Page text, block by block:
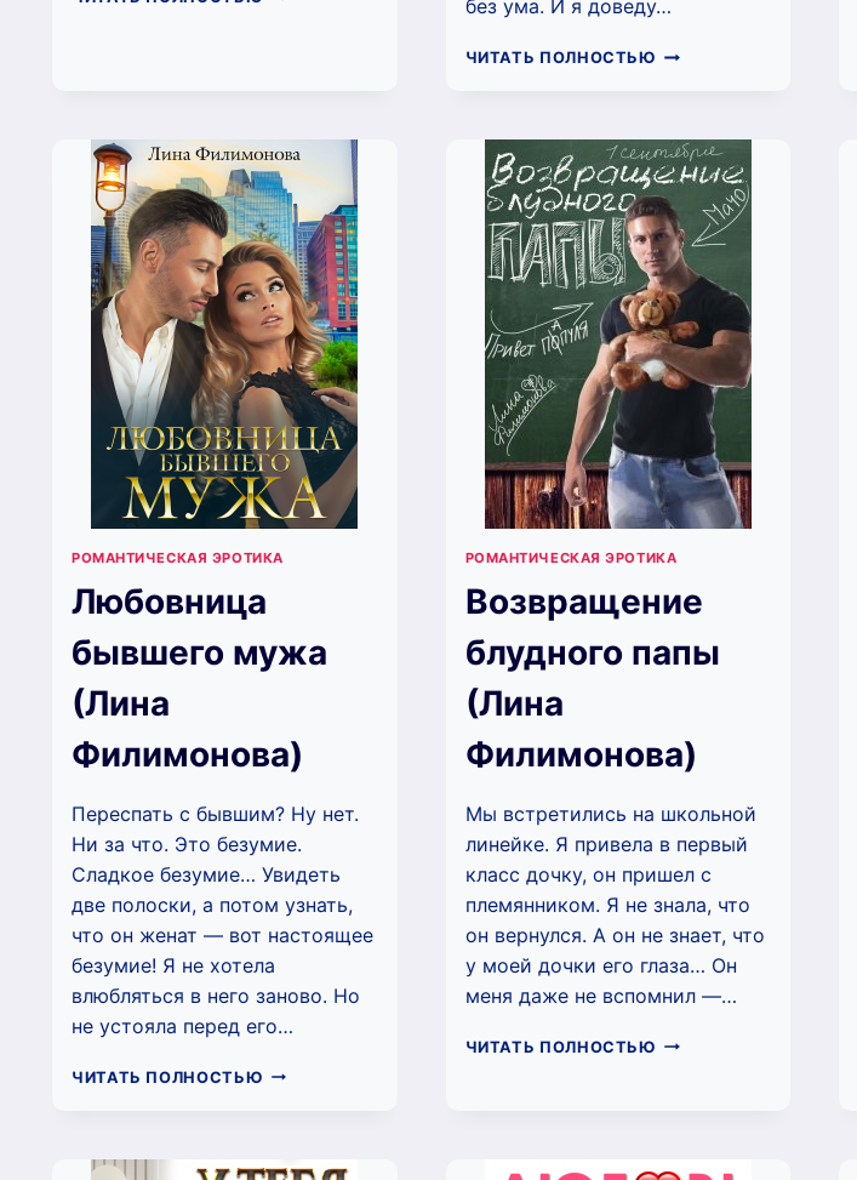
без ума. И я доведу…
ЧИТАТЬ ПОЛНОСТЬЮ РОМАШКА
ФИЛИМОНОВА)
РОМАНТИЧЕСКАЯ ЭРОТИКА
Любовница
бывшего мужа
(Лина
Филимонова)
Переспать с бывшим? Ну нет.
Ни за что. Это безумие.
Сладкое безумие… Увидеть
две полоски, а потом узнать,
что он женат — вот настоящее
безумие! Я не хотела
влюбляться в него заново. Но
не устояла перед его…
ЧИТАТЬ ПОЛНОСТЬЮ ЛЮБОВНИЦА
ФИЛИМОНОВА)
РОМАНТИЧЕСКАЯ ЭРОТИКА
Возвращение
блудного папы
(Лина
Филимонова)
Мы встретились на школьной
линейке. Я привела в первый
класс дочку, он пришел с
племянником. Я не знала, что
он вернулся. А он не знает, что
у моей дочки его глаза… Он
меня даже не вспомнил —…
ЧИТАТЬ ПОЛНОСТЬЮ ВОЗВРАЩЕНИЕ